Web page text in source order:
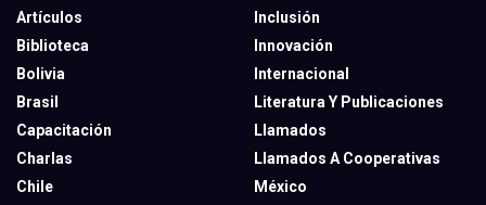
Artículos
Biblioteca
Bolivia
Brasil
Capacitación
Charlas
Chile
Inclusión
Innovación
Internacional
Literatura Y Publicaciones
Llamados
Llamados A Cooperativas
México